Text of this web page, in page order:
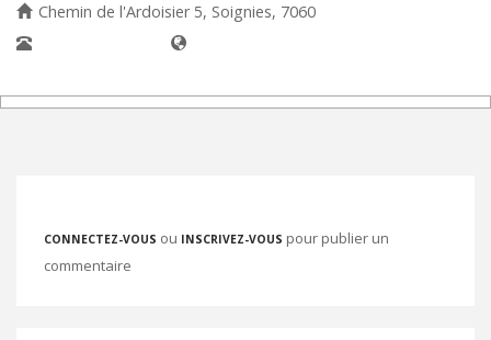
Chemin de l'Ardoisier 5, Soignies, 7060
CONNECTEZ-VOUS ou INSCRIVEZ-VOUS pour publier un
commentaire